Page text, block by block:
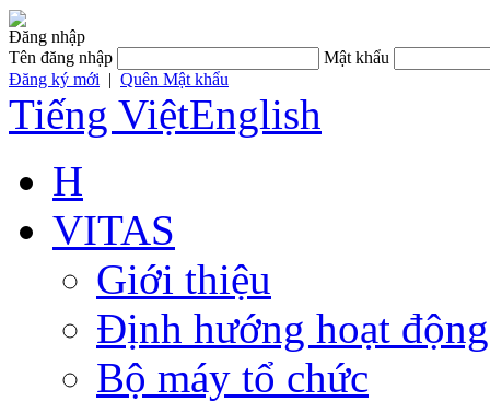
Đăng nhập
Tên đăng nhập
Mật khẩu
Đăng ký mới | Quên Mật khẩu
Tiếng ViệtEnglish
H
VITAS
Giới thiệu
Định hướng hoạt động
Bộ máy tổ chức